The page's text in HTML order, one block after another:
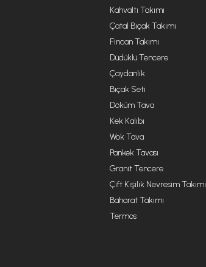
Kahvaltı Takımı
Çatal Bıçak Takımı
Fincan Takımı
Düdüklü Tencere
Çaydanlık
Bıçak Seti
Döküm Tava
Kek Kalıbı
Wok Tava
Pankek Tavası
Granit Tencere
Çift Kişilik Nevresim Takımı
Baharat Takımı
Termos